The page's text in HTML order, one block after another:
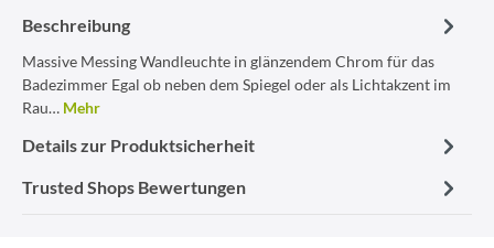
Beschreibung
Massive Messing Wandleuchte in glänzendem Chrom für das
Badezimmer Egal ob neben dem Spiegel oder als Lichtakzent im
Rau… Mehr
Details zur Produktsicherheit
Trusted Shops Bewertungen